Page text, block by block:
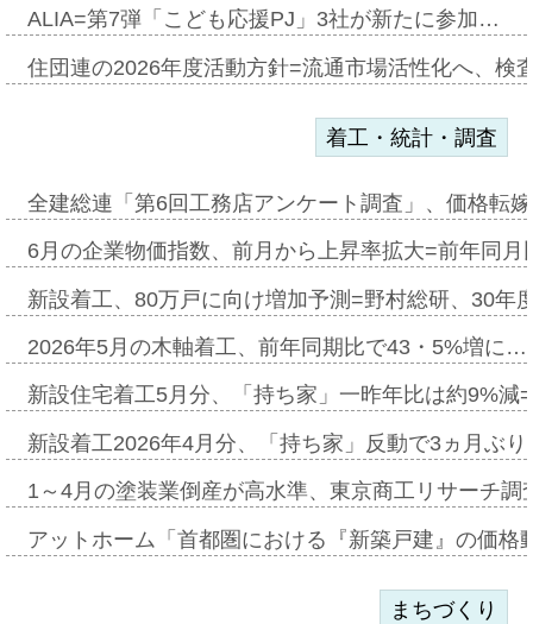
ALIA=第7弾「こども応援PJ」3社が新たに参加…
住団連の2026年度活動方針=流通市場活性化へ、検
着工・統計・調査
全建総連「第6回工務店アンケート調査」、価格転
6月の企業物価指数、前月から上昇率拡大=前年同
新設着工、80万戸に向け増加予測=野村総研、30年
2026年5月の木軸着工、前年同期比で43・5%増に…
新設住宅着工5月分、「持ち家」一昨年比は約9%
新設着工2026年4月分、「持ち家」反動で3ヵ月ぶ
1～4月の塗装業倒産が高水準、東京商工リサーチ
アットホーム「首都圏における『新築戸建』の価
まちづくり